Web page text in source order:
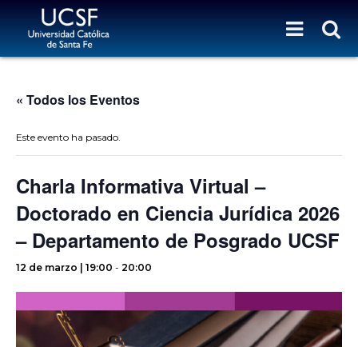
« Todos los Eventos
Este evento ha pasado.
Charla Informativa Virtual –
Doctorado en Ciencia Jurídica 2026
– Departamento de Posgrado UCSF
12 de marzo | 19:00 - 20:00